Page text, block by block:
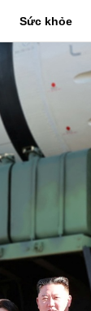
Sức khỏe